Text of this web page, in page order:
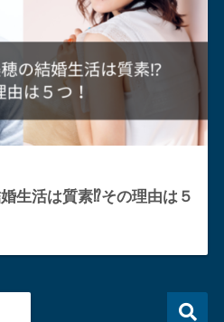
生活は質素⁉︎その理由は５